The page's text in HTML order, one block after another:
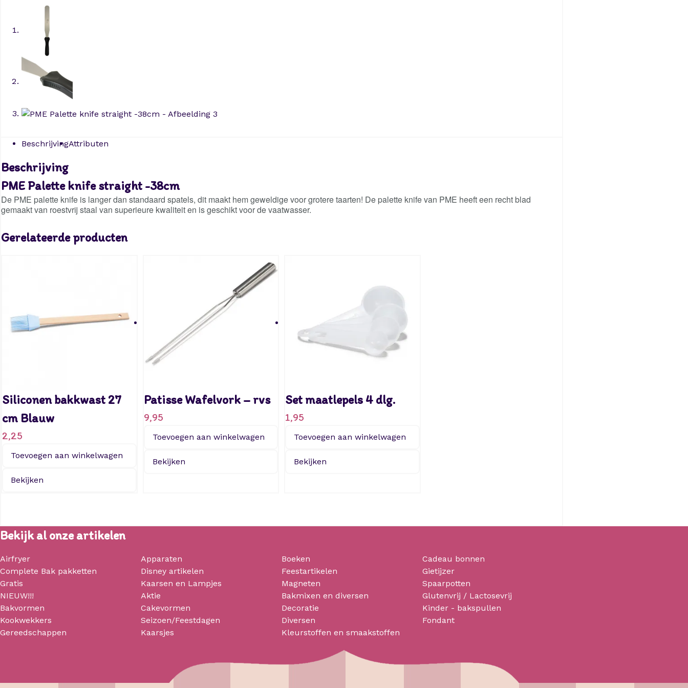
l
BeschrijvingAttributen
Beschrijving
PME Palette knife straight -38cm
De PME palette knife is langer dan standaard spatels, dit maakt hem geweldige voor grotere taarten! De palette knife van PME heeft een recht blad
gemaakt van roestvrij staal van superieure kwaliteit en is geschikt voor de vaatwasser.
Gerelateerde producten
Siliconen bakkwast 27
cm Blauw
2,25
Toevoegen aan winkelwagen
Bekijken
Patisse Wafelvork – rvs
9,95
Toevoegen aan winkelwagen
Bekijken
Set maatlepels 4 dlg.
1,95
Toevoegen aan winkelwagen
Bekijken
Bekijk al onze artikelen
Airfryer Apparaten Boeken
Cadeau bonnen
Complete Bak pakketten
Disney artikelen Feestartikelen
Gietijzer
Gratis
Kaarsen en Lampjes Magneten
Spaarpotten
NIEUW!!!
Aktie Bakmixen en diversen
Glutenvrij / Lactosevrij
Bakvormen
Cakevormen Decoratie
Kinder - bakspullen
Kookwekkers
Seizoen/Feestdagen Diversen
Fondant
Gereedschappen
Kaarsjes Kleurstoffen en smaakstoffen